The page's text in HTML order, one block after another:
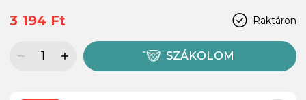
Raktáron
3 194 Ft
SZÁKOLOM